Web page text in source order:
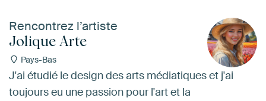
Rencontrez l’artiste
Jolique Arte
Pays-Bas
J'ai étudié le design des arts médiatiques et j'ai
toujours eu une passion pour l'art et la